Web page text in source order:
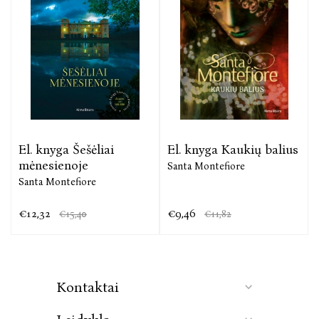
El. knyga Šešėliai
mėnesienoje
Santa Montefiore
€12,32 €15,40
El. knyga Kaukių balius
Santa Montefiore
€9,46 €11,82
Kontaktai